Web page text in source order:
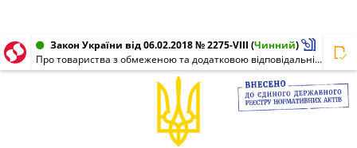
Закон України від 06.02.2018 № 2275-VIII (Чинний)
Про товариства з обмеженою та додатковою відповідальністю